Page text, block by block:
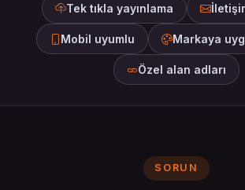
Tek tıkla yayınlama
Mobil uyumlu Markaya
Özel alan adları
SORUN